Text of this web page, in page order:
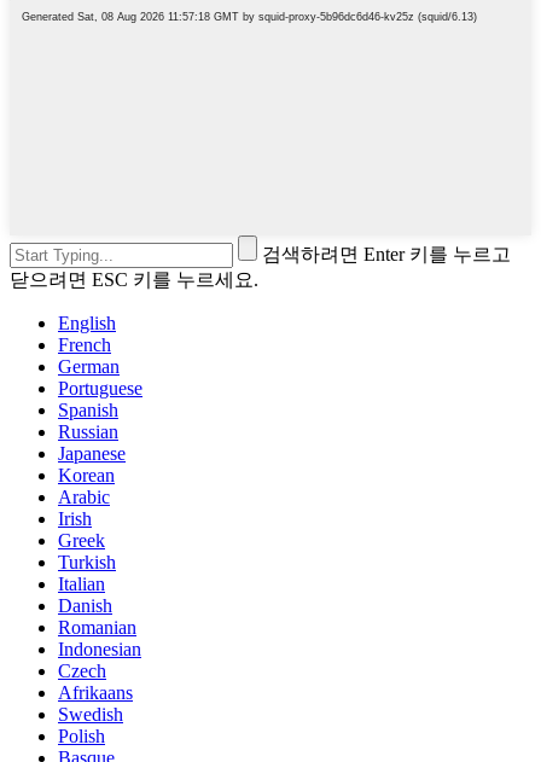
검색하려면 Enter 키를 누르고
닫으려면 ESC 키를 누르세요.
English
French
German
Portuguese
Spanish
Russian
Japanese
Korean
Arabic
Irish
Greek
Turkish
Italian
Danish
Romanian
Indonesian
Czech
Afrikaans
Swedish
Polish
Basque